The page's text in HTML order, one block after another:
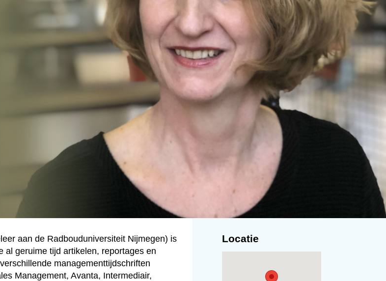
aan de Radbouduniversiteit Nijmegen) is
al geruime tijd artikelen, reportages en
managementtijdschriften
Management, Avanta, Intermediair,
Locatie